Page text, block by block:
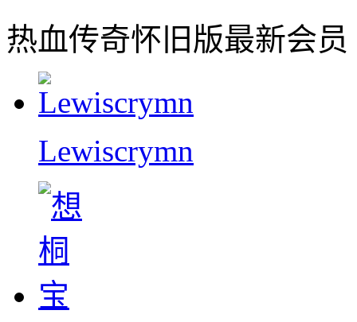
热血传奇怀旧版最新会员
Lewiscrymn